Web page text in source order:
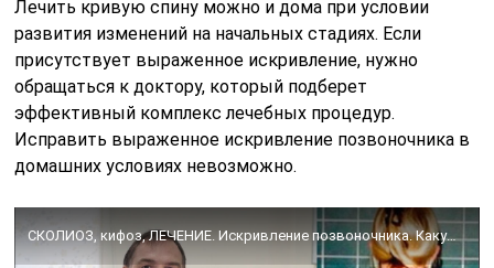
Лечить кривую спину можно и дома при условии
развития изменений на начальных стадиях. Если
присутствует выраженное искривление, нужно
обращаться к доктору, который подберет
эффективный комплекс лечебных процедур.
Исправить выраженное искривление позвоночника в
домашних условиях невозможно.
СКОЛИОЗ, кифоз, ЛЕЧЕНИЕ. Искривление позвоночника. Какую гимнастику нужно делать.